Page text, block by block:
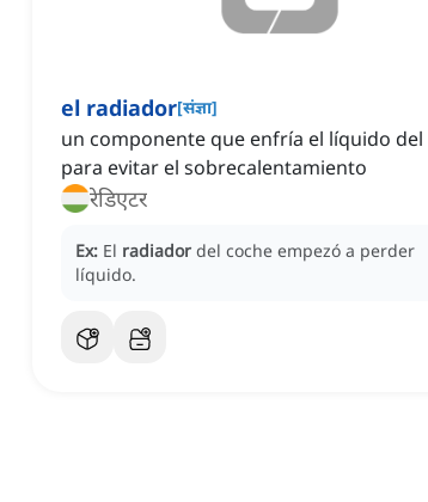
el radiador[संज्ञा]
un componente que enfría el líquido
para evitar el sobrecalentamiento
रेडिएटर
Ex: El radiador del coche empezó a perder
líquido.